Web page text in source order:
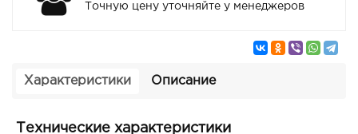
Точную цену уточняйте у менеджеров
Характеристики Описание
Технические характеристики